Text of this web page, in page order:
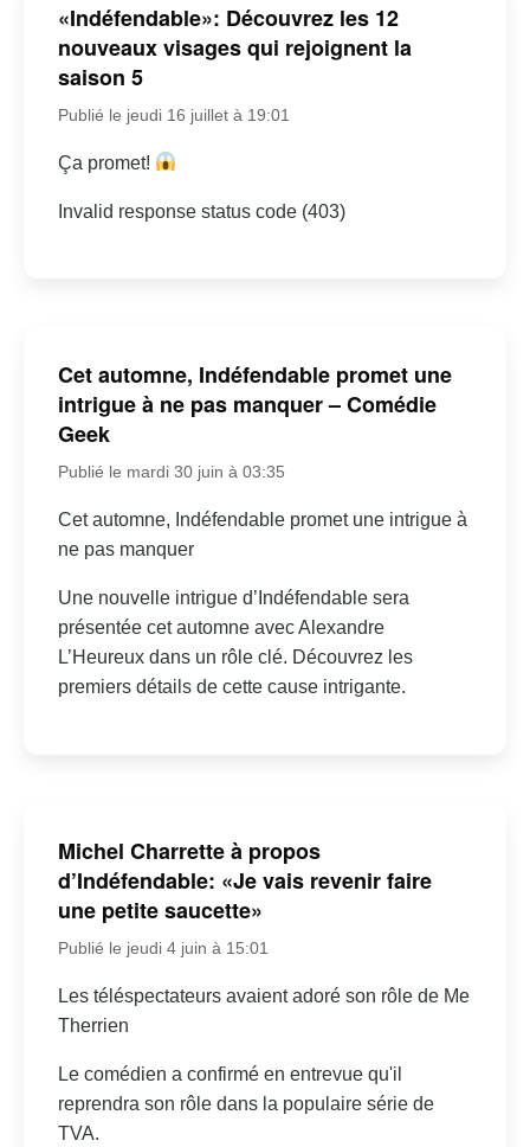
«Indéfendable»: Découvrez les 12
nouveaux visages qui rejoignent la
saison 5
Publié le jeudi 16 juillet à 19:01
Ça promet!
Invalid response status code (403)
Cet automne, Indéfendable promet une
intrigue à ne pas manquer – Comédie
Geek
Publié le mardi 30 juin à 03:35
Cet automne, Indéfendable promet une intrigue à
ne pas manquer
Une nouvelle intrigue d’Indéfendable sera
présentée cet automne avec Alexandre
L’Heureux dans un rôle clé. Découvrez les
premiers détails de cette cause intrigante.
Michel Charrette à propos
d’Indéfendable: «Je vais revenir faire
une petite saucette»
Publié le jeudi 4 juin à 15:01
Les téléspectateurs avaient adoré son rôle de Me
Therrien
Le comédien a confirmé en entrevue qu'il
reprendra son rôle dans la populaire série de
TVA.